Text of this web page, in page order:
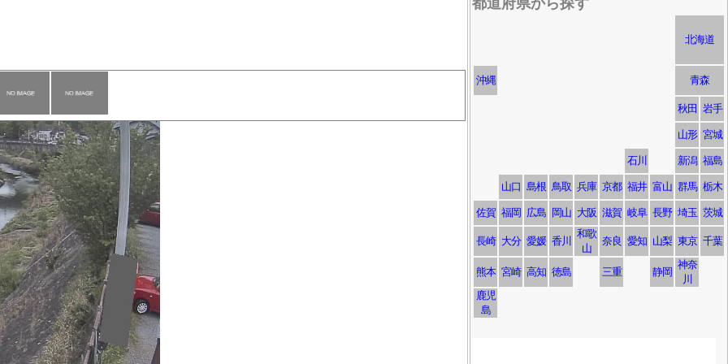
都道府県から探す
北海道
沖縄 青森
秋田 岩手
山形 宮城
石川 新潟 福島
山口 島根 鳥取 兵庫 京都 福井 富山 群馬 栃木
佐賀 福岡 広島 岡山 大阪 滋賀 岐阜 長野 埼玉 茨城
長崎 大分 愛媛 香川
和歌
山
奈良 愛知 山梨 東京 千葉
熊本 宮崎 高知 徳島 三重 静岡
神奈
川
鹿児
島